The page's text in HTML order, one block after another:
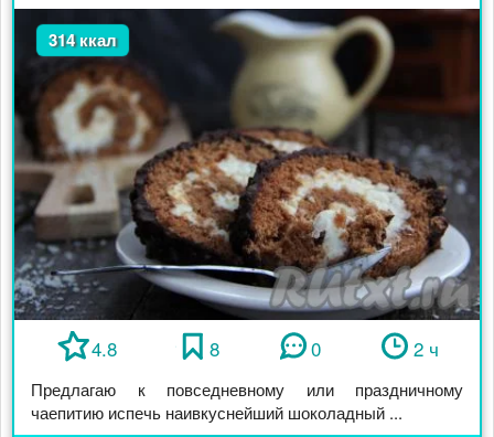
314 ккал
4.8 8 0 2 ч
Предлагаю к повседневному или праздничному
чаепитию испечь наивкуснейший шоколадный ...